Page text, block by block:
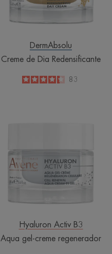
DermAbsolu
Creme de Dia Redensificante
4.3
/
5
83
regenerador
Hyaluron Activ B3
Aqua gel-creme regenerador